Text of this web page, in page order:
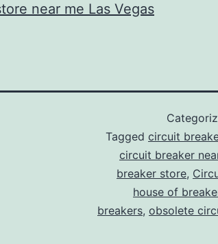
near me Las Vegas
Tagged circuit
circuit breaker
breaker store,
house of
breakers, obsolete